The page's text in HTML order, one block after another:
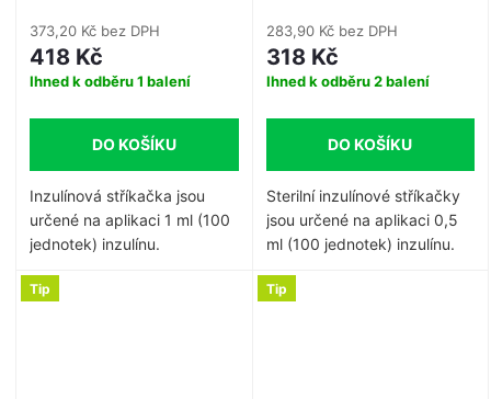
373,20 Kč bez DPH
418 Kč
Ihned k odběru1 balení
DO KOŠÍKU
Inzulínová stříkačka jsou
určené na aplikaci 1 ml (100
jednotek) inzulínu.
1/2", 100 ks
283,90 Kč bez DPH
318 Kč
Ihned k odběru2 balení
DO KOŠÍKU
Sterilní inzulínové stříkačky
jsou určené na aplikaci 0,5
ml (100 jednotek) inzulínu.
Tip Tip